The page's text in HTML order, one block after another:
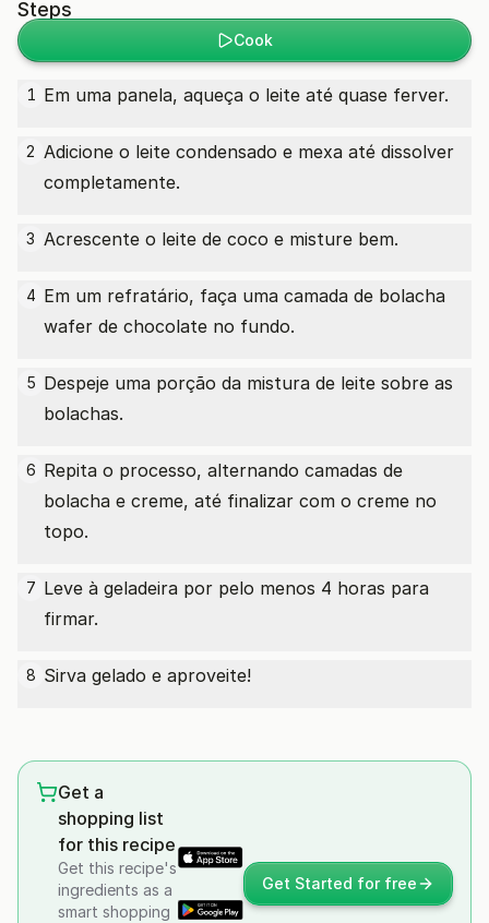
Steps
Cook
1 Em uma panela, aqueça o leite até quase ferver.
2 Adicione o leite condensado e mexa até dissolver
completamente.
3 Acrescente o leite de coco e misture bem.
4 Em um refratário, faça uma camada de bolacha
wafer de chocolate no fundo.
5 Despeje uma porção da mistura de leite sobre as
bolachas.
6 Repita o processo, alternando camadas de
bolacha e creme, até finalizar com o creme no
topo.
7 Leve à geladeira por pelo menos 4 horas para
firmar.
8 Sirva gelado e aproveite!
Get a
shopping list
for this recipe
Get this recipe's
ingredients as a
smart shopping
Get Started for free